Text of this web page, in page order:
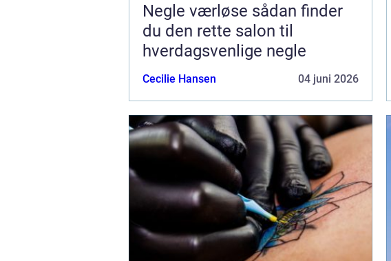
Negle værløse sådan finder
du den rette salon til
hverdagsvenlige negle
Cecilie Hansen 04 juni 2026